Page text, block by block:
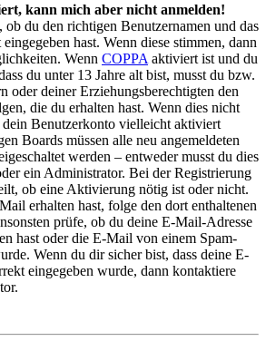
kann mich aber nicht anmelden!
ob du den richtigen Benutzernamen und das
hast. Wenn diese stimmen, dann
Wenn COPPA aktiviert ist und du
du unter 13 Jahre alt bist, musst du bzw.
oder deiner Erziehungsberechtigten den
die du erhalten hast. Wenn dies nicht
dein Benutzerkonto vielleicht aktiviert
Boards müssen alle neu angemeldeten
werden – entweder musst du dies
ein Administrator. Bei der Registrierung
ob eine Aktivierung nötig ist oder nicht.
erhalten hast, folge den dort enthaltenen
prüfe, ob du deine E-Mail-Adresse
hast oder die E-Mail von einem Spam-
Wenn du dir sicher bist, dass deine E-
eingegeben wurde, dann kontaktiere